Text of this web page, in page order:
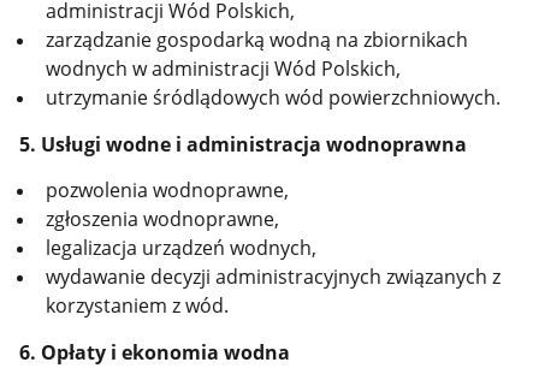
administracji Wód Polskich,
zarządzanie gospodarką wodną na zbiornikach
wodnych w administracji Wód Polskich,
utrzymanie śródlądowych wód powierzchniowych.
5. Usługi wodne i administracja wodnoprawna
pozwolenia wodnoprawne,
zgłoszenia wodnoprawne,
legalizacja urządzeń wodnych,
wydawanie decyzji administracyjnych związanych z
korzystaniem z wód.
6. Opłaty i ekonomia wodna